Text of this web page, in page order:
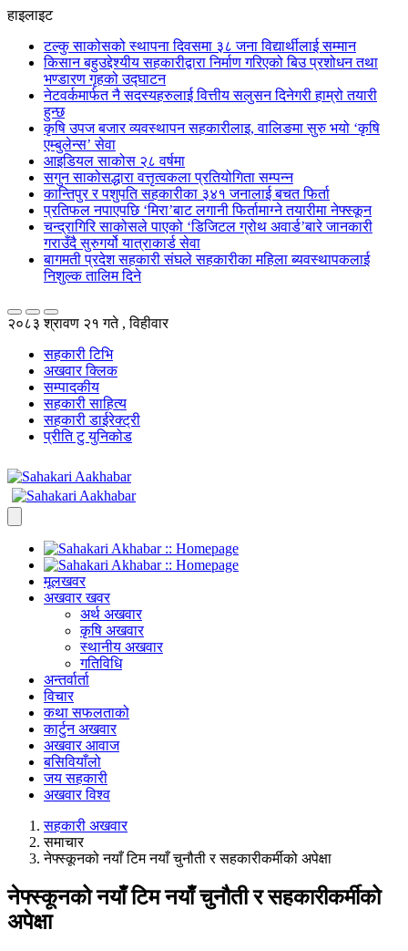
हाइलाइट
टल्कु साकोसको स्थापना दिवसमा ३८ जना विद्यार्थीलाई सम्मान
किसान बहुउद्देश्यीय सहकारीद्वारा निर्माण गरिएको बिउ प्रशोधन तथा
भण्डारण गृहको उद्घाटन
नेटवर्कमार्फत नै सदस्यहरुलाई वित्तीय सलुसन दिनेगरी हाम्रो तयारी
हुन्छ
कृषि उपज बजार व्यवस्थापन सहकारीलाइ, वालिङमा सुरु भयो ‘कृषि
एम्बुलेन्स’ सेवा
आइडियल साकोस २८ वर्षमा
सगुन साकोसद्धारा वत्तृत्वकला प्रतियोगिता सम्पन्न
कान्तिपुर र पशुपति सहकारीका ३४१ जनालाई बचत फिर्ता
प्रतिफल नपाएपछि ‘मिरा’बाट लगानी फिर्तामाग्ने तयारीमा नेफ्स्कून
चन्द्रागिरि साकोसले पाएको ‘डिजिटल ग्रोथ अवार्ड’बारे जानकारी
गराउँदै सुरुगर्यो यात्राकार्ड सेवा
बागमती प्रदेश सहकारी संघले सहकारीका महिला ब्यवस्थापकलाई
निशुल्क तालिम दिने
२०८३ श्रावण २१ गते , विहीवार
सहकारी टिभि
अखवार क्लिक
सम्पादकीय
सहकारी साहित्य
सहकारी डाईरेक्ट्री
प्रीति टु युनिकोड
मूलखवर
अखवार खवर
अर्थ अखवार
कृषि अखवार
स्थानीय अखवार
गतिविधि
अन्तर्वार्ता
विचार
कथा सफलताको
कार्टुन अखवार
अखवार आवाज
बसिवियाँलो
जय सहकारी
अखवार विश्व
सहकारी अखवार
समाचार
नेफ्स्कूनको नयाँ टिम नयाँ चुनौती र सहकारीकर्मीको अपेक्षा
नेफ्स्कूनको नयाँ टिम नयाँ चुनौती र सहकारीकर्मीको
अपेक्षा